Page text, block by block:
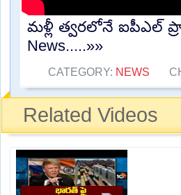
మళ్లీ త్వరలోనే ఐపీఎల్
News.....»»
CATEGORY: NEWS
Related Videos